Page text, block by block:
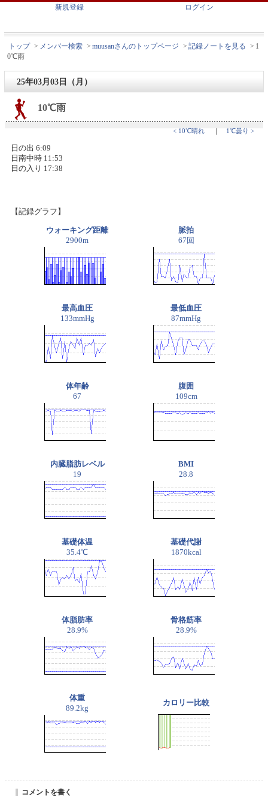
新規登録 ログイン
トップ > メンバー検索 > muusanさんのトップページ > 記録ノートを見る > 1
0℃雨
25年03月03日（月）
10℃雨
< 10℃晴れ ｜ 1℃曇り >
日の出 6:09
日南中時 11:53
日の入り 17:38
【記録グラフ】
ウォーキング距離
2900m
脈拍
67回
最高血圧
133mmHg
最低血圧
87mmHg
体年齢
67
腹囲
109cm
内臓脂肪レベル
19
BMI
28.8
基礎体温
35.4℃
基礎代謝
1870kcal
体脂肪率
28.9%
骨格筋率
28.9%
体重
89.2kg
カロリー比較
コメントを書く